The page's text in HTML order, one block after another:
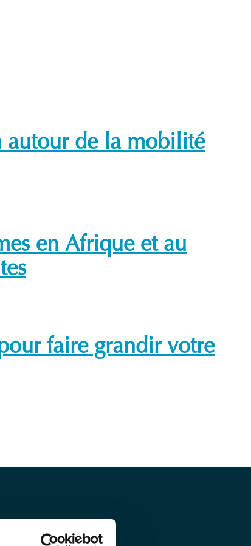
autour de la mobilité
en Afrique et au
faire grandir votre